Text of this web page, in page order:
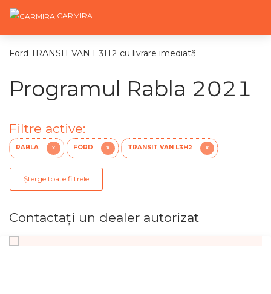
CARMIRA
Ford TRANSIT VAN L3H2 cu livrare imediată
Programul Rabla 2021
Filtre active:
RABLA X FORD X TRANSIT VAN L3H2 X
Șterge toate filtrele
Contactaţi un dealer autorizat